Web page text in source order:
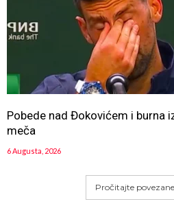
Pobede nad Đokovićem i burna
meča
6 Augusta, 2026
Pročitajte